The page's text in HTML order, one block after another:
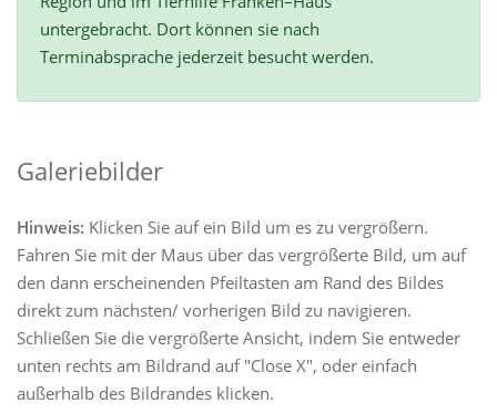
untergebracht. Dort können sie nach
Terminabsprache jederzeit besucht werden.
Galeriebilder
Hinweis: Klicken Sie auf ein Bild um es zu vergrößern.
Fahren Sie mit der Maus über das vergrößerte Bild, um auf
den dann erscheinenden Pfeiltasten am Rand des Bildes
direkt zum nächsten/ vorherigen Bild zu navigieren.
Schließen Sie die vergrößerte Ansicht, indem Sie entweder
unten rechts am Bildrand auf "Close X", oder einfach
außerhalb des Bildrandes klicken.